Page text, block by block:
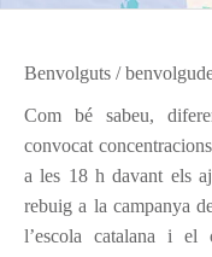
Benvolguts /
Com bé sabeu,
convocat
a les 18 h davant els
rebuig a la campanya
l’escola catalana i el